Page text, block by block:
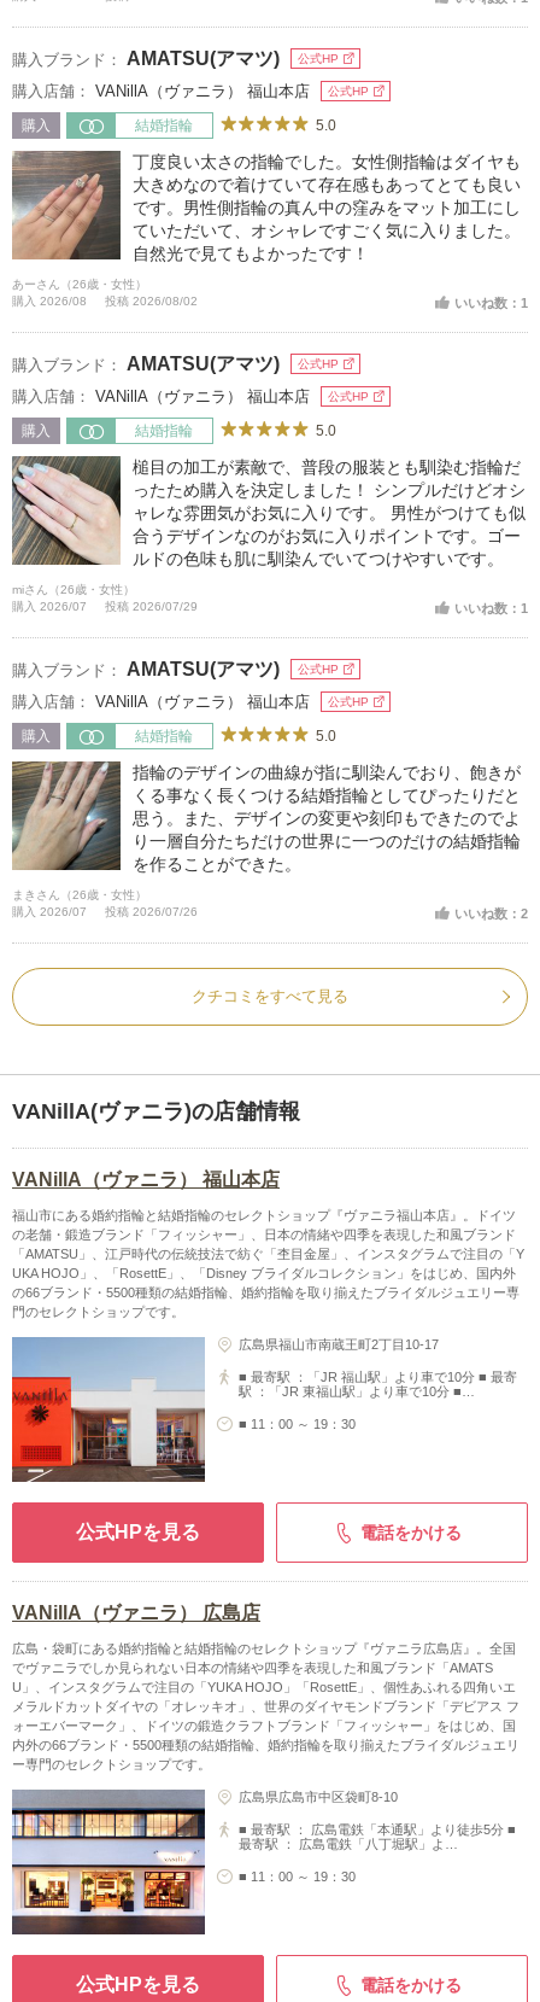
い、毎日身に着けたくなる特別な一本です。
購入ブランド： AMATSU(アマツ) 公式HP
購入店舗： VANillA（ヴァニラ） 福山本店 公式HP
購入 結婚指輪 5.0
丁度良い太さの指輪でした。女性側指輪はダイヤも
大きめなので着けていて存在感もあってとても良い
です。男性側指輪の真ん中の窪みをマット加工にし
ていただいて、オシャレですごく気に入りました。
自然光で見てもよかったです！
あーさん（26歳・女性）
購入 2026/08
投稿 2026/08/02 いいね数：1
購入ブランド： AMATSU(アマツ) 公式HP
購入店舗： VANillA（ヴァニラ） 福山本店 公式HP
購入 結婚指輪 5.0
槌目の加工が素敵で、普段の服装とも馴染む指輪だ
ったため購入を決定しました！ シンプルだけどオシ
ャレな雰囲気がお気に入りです。 男性がつけても似
合うデザインなのがお気に入りポイントです。ゴー
ルドの色味も肌に馴染んでいてつけやすいです。
miさん（26歳・女性）
購入 2026/07
投稿 2026/07/29 いいね数：1
購入ブランド： AMATSU(アマツ) 公式HP
購入店舗： VANillA（ヴァニラ） 福山本店 公式HP
購入 結婚指輪 5.0
指輪のデザインの曲線が指に馴染んでおり、飽きが
くる事なく長くつける結婚指輪としてぴったりだと
思う。また、デザインの変更や刻印もできたのでよ
り一層自分たちだけの世界に一つのだけの結婚指輪
を作ることができた。
まきさん（26歳・女性）
購入 2026/07
投稿 2026/07/26 いいね数：2
クチコミをすべて見る
VANillA(ヴァニラ)の店舗情報
VANillA（ヴァニラ） 福山本店
福山市にある婚約指輪と結婚指輪のセレクトショップ『ヴァニラ福山本店』。ドイツ
の老舗・鍛造ブランド「フィッシャー」、日本の情緒や四季を表現した和風ブランド
「AMATSU」、江戸時代の伝統技法で紡ぐ「杢目金屋」、インスタグラムで注目の「Y
UKA HOJO」、「RosettE」、「Disney ブライダルコレクション」をはじめ、国内外
の66ブランド・5500種類の結婚指輪、婚約指輪を取り揃えたブライダルジュエリー専
門のセレクトショップです。
広島県福山市南蔵王町2丁目10-17
■ 最寄駅 ：「JR 福山駅」より車で10分 ■ 最寄
駅 ：「JR 東福山駅」より車で10分 ■…
■ 11：00 ～ 19：30
公式HPを見る 電話をかける
VANillA（ヴァニラ） 広島店
広島・袋町にある婚約指輪と結婚指輪のセレクトショップ『ヴァニラ広島店』。全国
でヴァニラでしか見られない日本の情緒や四季を表現した和風ブランド「AMATS
U」、インスタグラムで注目の「YUKA HOJO」「RosettE」、個性あふれる四角いエ
メラルドカットダイヤの「オレッキオ」、世界のダイヤモンドブランド「デビアス フ
ォーエバーマーク」、ドイツの鍛造クラフトブランド「フィッシャー」をはじめ、国
内外の66ブランド・5500種類の結婚指輪、婚約指輪を取り揃えたブライダルジュエリ
ー専門のセレクトショップです。
広島県広島市中区袋町8-10
■ 最寄駅 ： 広島電鉄「本通駅」より徒歩5分 ■
最寄駅 ： 広島電鉄「八丁堀駅」よ…
■ 11：00 ～ 19：30
公式HPを見る 電話をかける